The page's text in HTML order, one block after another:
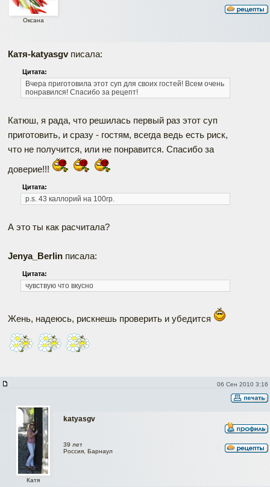
Оксана
Катя-katyasgvписала:
Цитата:
Вчера приготовила этот суп для своих гостей! Всем очень
понравился! Спасибо за рецепт!
Катюш, я рада, что решилась первый раз этот суп
приготовить, и сразу - гостям, всегда ведь есть риск,
что не получится, или не понравится. Спасибо за
доверие!!!
Цитата:
p.s. 43 каллорий на 100гр.
А это ты как расчитала?
Jenya_Berlin писала:
Цитата:
чувствую что вкусно
Жень, надеюсь, рискнешь проверить и убедится
06 Сен 2010 3:16
katyasgv
Катя
39 лет
Россия, Барнаул